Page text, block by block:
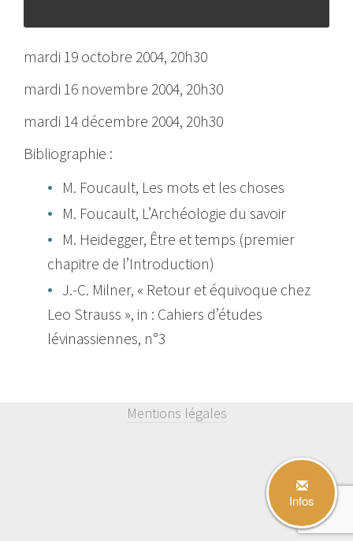
Infos
mardi 19 octobre 2004, 20h30
mardi 16 novembre 2004, 20h30
mardi 14 décembre 2004, 20h30
Bibliographie :
M. Foucault, Les mots et les choses
M. Foucault, L’Archéologie du savoir
M. Heidegger, Être et temps (premier
chapitre de l’Introduction)
J.-C. Milner, « Retour et équivoque chez
Leo Strauss », in : Cahiers d’études
lévinassiennes, n°3
Mentions légales